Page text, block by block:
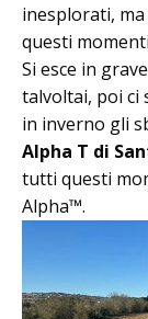
inesplorati,
questi
Si esce in
talvoltai, poi ci
in inverno gli
Alpha T di
tutti questi
Alpha™.